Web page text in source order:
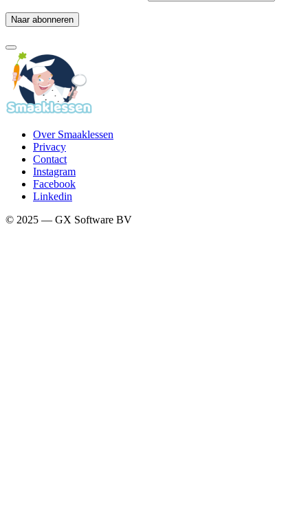
Over Smaaklessen
Privacy
Contact
Instagram
Facebook
Linkedin
© 2025 — GX Software BV